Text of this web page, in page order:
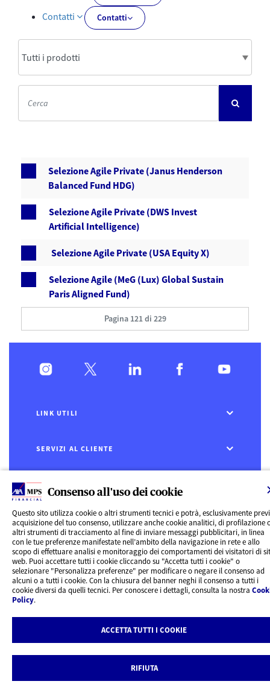
Consenso all'uso dei cookie
Questo sito utilizza cookie o altri strumenti tecnici e potrà, esclusivamente
acquisizione del tuo consenso, utilizzare anche cookie analitici, di profilazione
altri strumenti di tracciamento al fine di inviare messaggi pubblicitari, in linea
con le tue preferenze manifestate nell’ambito della navigazione in rete e allo
scopo di effettuare analisi e monitoraggio dei comportamenti dei visitatori di
web. Puoi accettare tutti i cookie cliccando su "Accetta tutti i cookie" o
selezionare "Personalizza preferenze" per modificare o negare il consenso ad
alcuni o a tutti i cookie. Con la chiusura del banner neghi il consenso a tutti i
cookie diversi da quelli tecnici. Per conoscere i dettagli, consulta la nostra
Policy.
ACCETTA TUTTI I COOKIE
RIFIUTA
Contatti Contatti
Selezione Agile Private (Janus Henderson
Balanced Fund HDG)
Selezione Agile Private (DWS Invest
Artificial Intelligence)
Selezione Agile Private (USA Equity X)
Selezione Agile (MeG (Lux) Global Sustain
Paris Aligned Fund)
Pagina 121 di 229
LINK UTILI
SERVIZI AL CLIENTE
CHI SIAMO
CONTATTI
Privacy
Rivedi le tue scelte sui Cookie
Cookie Policy
Informazioni legali
AXA MPS Financial DAC - VAT Number IE8293822E